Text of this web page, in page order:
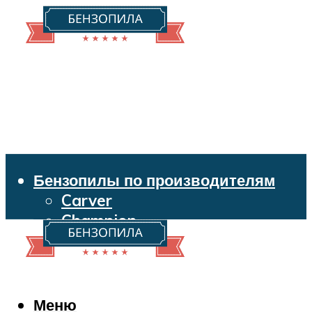
Бензопилы по производителям
Carver
Champion
Echo
Husqvarna
Makita
Меню